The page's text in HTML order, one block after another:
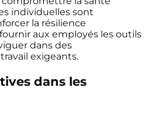
individuelles sont
la résilience
aux employés les outils
dans des
exigeants.
dans les